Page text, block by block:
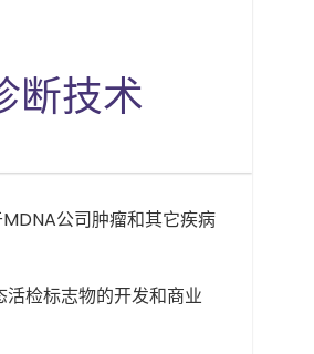
断技术
公司肿瘤和其它疾病
检标志物的开发和商业